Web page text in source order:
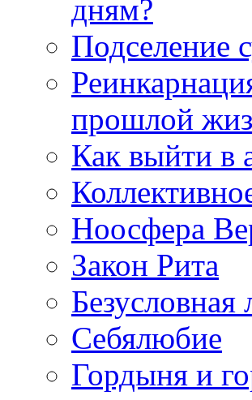
дням?
Подселение
прошлой
Как выйти в
Ноосфера
Закон Рита
Безусловная
Себялюбие
Гордыня и